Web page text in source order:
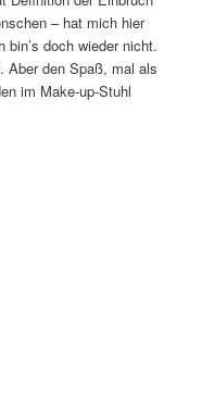
– hat mich hier
bin’s doch wieder nicht.
Aber den Spaß, mal als
im Make-up-Stuhl